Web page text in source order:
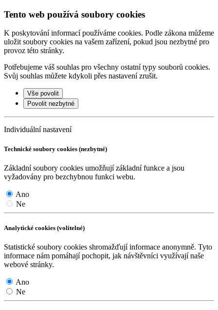
Tento web používá soubory cookies
K poskytování informací používáme cookies. Podle zákona můžeme
uložit soubory cookies na vašem zařízení, pokud jsou nezbytné pro
provoz této stránky.
Potřebujeme váš souhlas pro všechny ostatní typy souborů cookies.
Svůj souhlas můžete kdykoli přes nastavení zrušit.
Vše povolit
Povolit nezbytné
Individuální nastavení
Technické soubory cookies (nezbytné)
Základní soubory cookies umožňují základní funkce a jsou
vyžadovány pro bezchybnou funkci webu.
Ano
Ne
Analytické cookies (volitelné)
Statistické soubory cookies shromažďují informace anonymně. Tyto
informace nám pomáhají pochopit, jak návštěvníci využívají naše
webové stránky.
Ano
Ne